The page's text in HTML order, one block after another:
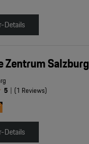
Details
Zentrum Salzburg
5 | (1 Reviews)
Details